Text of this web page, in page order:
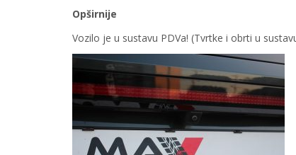
Opširnije
Vozilo je u sustavu PDVa! (Tvrtke i obrti u